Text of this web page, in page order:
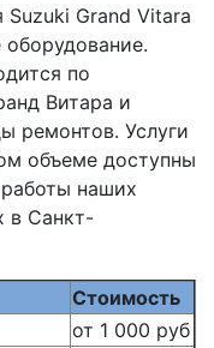
Grand Vitara
по
Витара и
ремонтов. Услуги
объеме доступны
наших
в Санкт-
Стоимость
от 1 000 руб